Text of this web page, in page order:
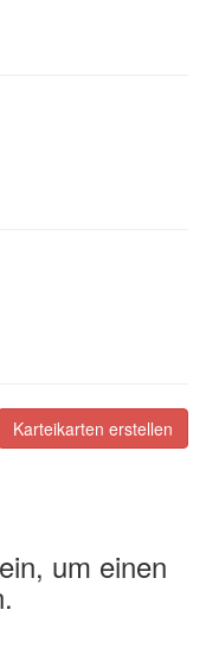
Karteikarten erstellen
um einen